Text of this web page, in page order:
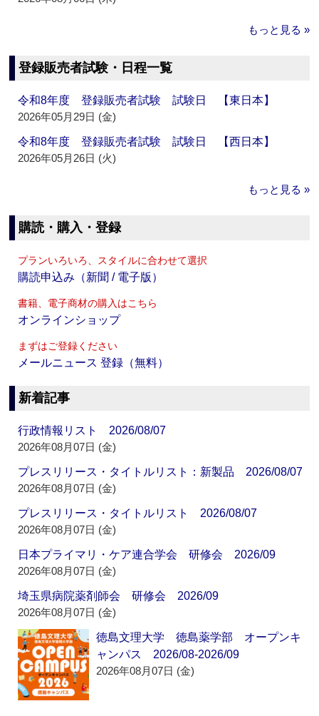
もっと見る »
登録販売者試験・日程一覧
令和8年度 登録販売者試験 試験日 【東日本】
2026年05月29日 (金)
令和8年度 登録販売者試験 試験日 【西日本】
2026年05月26日 (火)
もっと見る »
購読・購入・登録
プランいろいろ、スタイルに合わせて選択
購読申込み（新聞 / 電子版）
書籍、電子商材の購入はこちら
オンラインショップ
まずはご登録ください
メールニュース 登録（無料）
新着記事
行政情報リスト 2026/08/07
2026年08月07日 (金)
プレスリリース・タイトルリスト：新製品 2026/08/07
2026年08月07日 (金)
プレスリリース・タイトルリスト 2026/08/07
2026年08月07日 (金)
日本プライマリ・ケア連合学会 研修会 2026/09
2026年08月07日 (金)
埼玉県病院薬剤師会 研修会 2026/09
2026年08月07日 (金)
徳島文理大学 徳島薬学部 オープンキ
ャンパス 2026/08-2026/09
2026年08月07日 (金)